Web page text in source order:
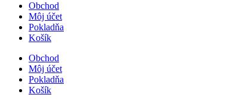
Obchod
Môj účet
Pokladňa
Košík
Obchod
Môj účet
Pokladňa
Košík